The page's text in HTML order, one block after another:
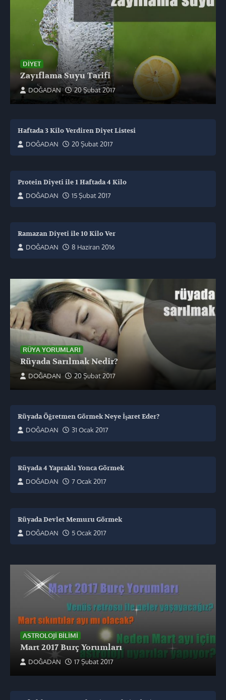
DIYET
Zayıflama Suyu Tarifi
DOĞADAN 20 Şubat 2017
Haftada 3 Kilo Verdiren Diyet Listesi
DOĞADAN
20 Şubat 2017
Protein Diyeti ile 1 Haftada 4 Kilo
DOĞADAN
15 Şubat 2017
Ramazan Diyeti ile 10 Kilo Ver
DOĞADAN
8 Haziran 2016
RÜYA YORUMLARI
Rüyada Sarılmak Nedir?
DOĞADAN 20 Şubat 2017
Rüyada Öğretmen Görmek Neye İşaret Eder?
DOĞADAN
31 Ocak 2017
Rüyada 4 Yapraklı Yonca Görmek
DOĞADAN
7 Ocak 2017
Rüyada Devlet Memuru Görmek
DOĞADAN
5 Ocak 2017
ASTROLOJI BILIMI
Mart 2017 Burç Yorumları
DOĞADAN 17 Şubat 2017